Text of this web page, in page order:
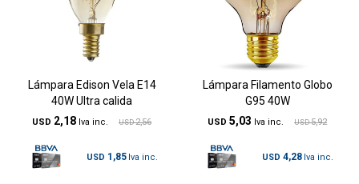
Lámpara Edison Vela E14
40W Ultra calida
USD 2,18 USD 2,56
USD 1,85
Lámpara Filamento Globo
G95 40W
USD 5,03 USD 5,92
USD 4,28